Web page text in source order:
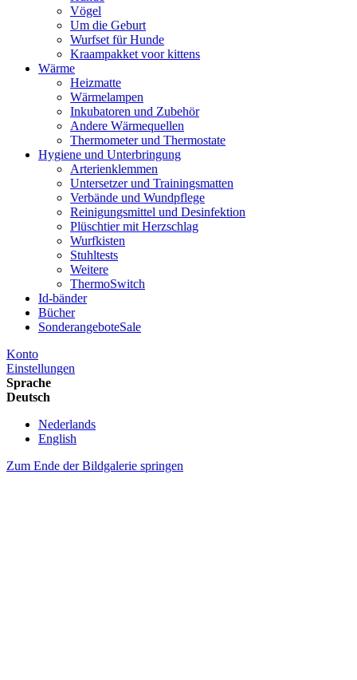
Vögel
Um die Geburt
Wurfset für Hunde
Kraampakket voor kittens
Wärme
Heizmatte
Wärmelampen
Inkubatoren und Zubehör
Andere Wärmequellen
Thermometer und Thermostate
Hygiene und Unterbringung
Arterienklemmen
Untersetzer und Trainingsmatten
Verbände und Wundpflege
Reinigungsmittel und Desinfektion
Plüschtier mit Herzschlag
Wurfkisten
Stuhltests
Weitere
ThermoSwitch
Id-bänder
Bücher
SonderangeboteSale
Konto
Einstellungen
Sprache
Deutsch
Nederlands
English
Zum Ende der Bildgalerie springen